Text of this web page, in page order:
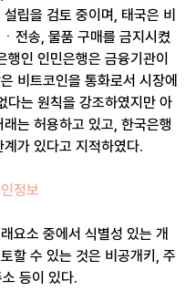
립을 검토 중이며, 태국은 비
전송, 물품 구매를 금지시켰
행인 인민은행은 금융기관이
비트코인을 통화로서 시장에
다는 원칙을 강조하였지만 아
는 허용하고 있고, 한국은행
가 있다고 지적하였다.
정보
요소 중에서 식별성 있는 개
할 수 있는 것은 비공개키, 주
등이 있다.